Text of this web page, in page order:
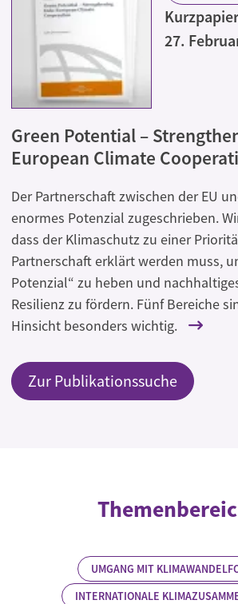
Kurzpapier
27.
Green Potential –
European Climate
Der Partnerschaft zwischen der EU
enormes Potenzial zugeschrieben.
dass der Klimaschutz zu einer
Partnerschaft erklärt werden muss,
Potenzial“ zu heben und
Resilienz zu fördern. Fünf Bereiche
Hinsicht besonders wichtig.
Zur Publikationssuche
UMGANG MIT
INTERNATIONALE